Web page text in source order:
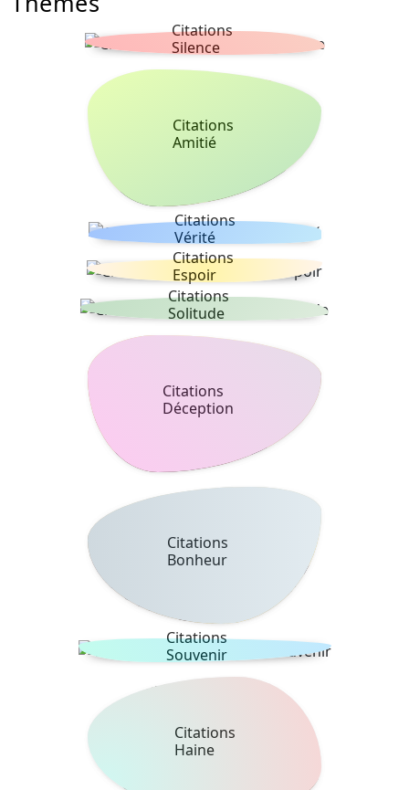
Citations
Silence
Citations
Amitié
Citations
Vérité
Citations
Espoir
Citations
Solitude
Citations
Déception
Citations
Bonheur
Citations
Souvenir
Citations
Haine